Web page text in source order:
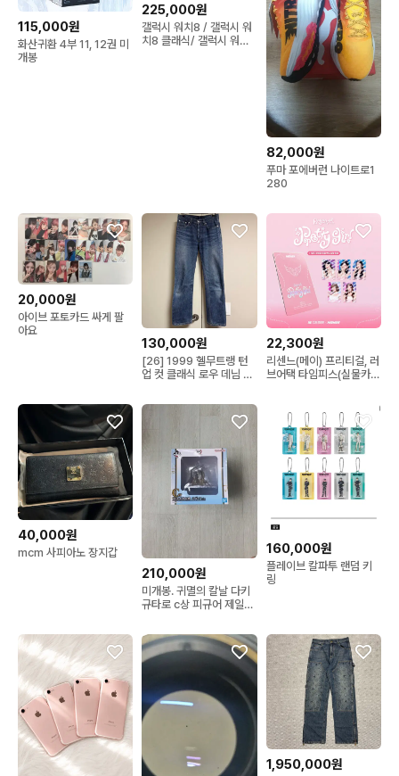
115,000원
화산귀환 4부 11, 12권 미
개봉
225,000원
갤럭시 워치8 / 갤럭시 워
치8 클래식/ 갤럭시 워치
82,000원
푸마 포에버런 나이트로1
280
20,000원
아이브 포토카드 싸게 팔
아요
130,000원
[26] 1999 헬무트랭 턴
업 컷 클래식 로우 데님 팬
22,300원
리센느(메이) 프리티걸, 러
브어택 타임피스(실물카
40,000원
mcm 사피아노 장지갑
210,000원
미개봉. 귀멸의 칼날 다키
규타로 c상 피규어 제일복
160,000원
플레이브 칼파투 랜덤 키
링
1,950,000원